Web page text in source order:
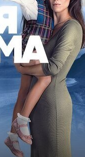
63 серия
67 серия
71 серия
75 серия
79 серия
83 серия